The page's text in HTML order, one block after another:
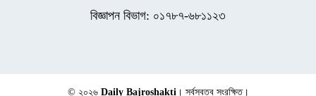
বিজ্ঞাপন বিভাগ: ০১৭৮৭-৬৮১১২৩
© ২০২৬ Daily Bajroshakti । সর্বস্বত্ব সংরক্ষিত।